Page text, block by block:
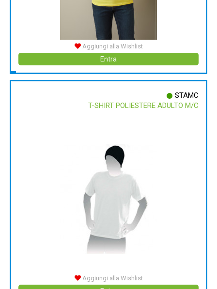
Aggiungi alla Wishlist
Entra
STAMC
T-SHIRT POLIESTERE ADULTO M/C
Aggiungi alla Wishlist